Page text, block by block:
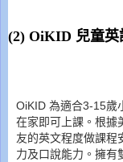
(2) OiKID 兒童英
OiKID 為適合3-15歲
在家即可上課。根據
友的英文程度做課程
力及口說能力。擁有